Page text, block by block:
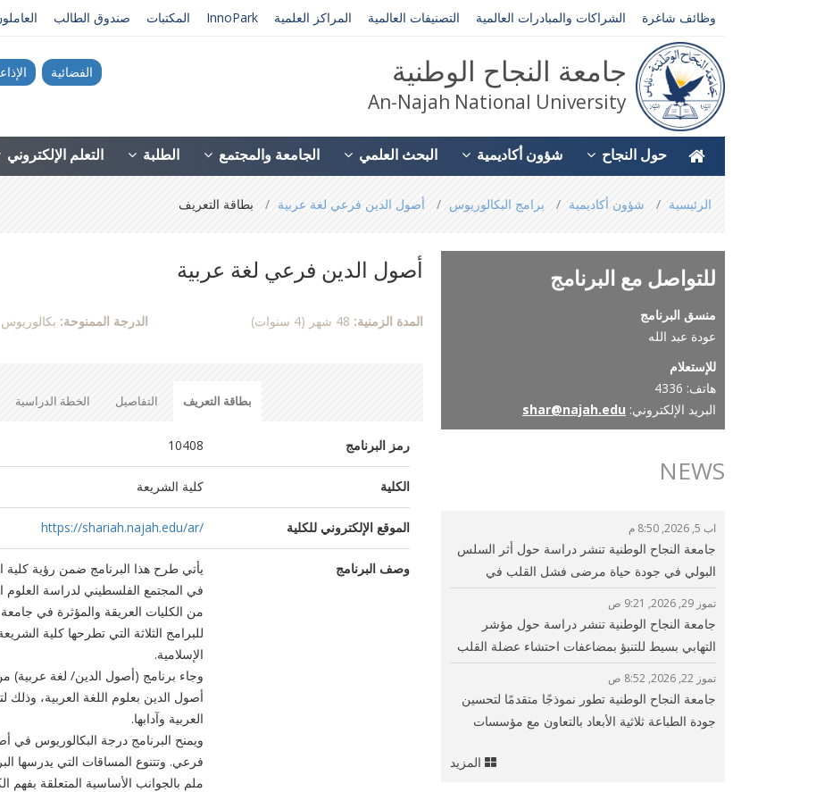
وظائف شاغرة الشراكات والمبادرات العالمية التصنيفات العالمية المراكز العلمية InnoPark المكتبات صندوق الطالب
الفضائية جامعة النجاح الوطنية
An-Najah National University
حول النجاح شؤون أكاديمية البحث العلمي الجامعة والمجتمع الطلبة التعلم الإلكتروني
are
here
الرئيسية شؤون أكاديمية برامج البكالوريوس أصول الدين فرعي لغة عربية بطاقة التعريف
أصول الدين فرعي لغة عربية
المدة الزمنية: الدرجة الممنوحة: بكالوريوس
بطاقة التعريف التفاصيل الخطة الدراسية
رمز البرنامج 10408
الكلية كلية الشريعة
الموقع الإلكتروني للكلية https://shariah.najah.edu/ar/
وصف البرنامج
يأتي طرح هذا البرنامج ضمن رؤية كلية
في المجتمع الفلسطيني لدراسة العلوم
من الكليات العريقة والمؤثرة في جامعة
للبرامج الثلاثة التي تطرحها كلية
الإسلامية.
وجاء برنامج (أصول الدين/ لغة عربية)
أصول الدين بعلوم اللغة العربية،
العربية وآدابها.
ويمنح البرنامج درجة البكالوريوس
فرعي. وتتنوع المساقات التي يدرسها
ملم بالجوانب الأساسية المتعلقة بفهم
للتواصل مع البرنامج
منسق البرنامج
عودة عبد الله
للإستعلام
هاتف: 4336
البريد الإلكتروني: shar@najah.edu
NEWS
اب 5, 2026, 8:50 م
جامعة النجاح الوطنية تنشر دراسة حول أثر السلس
البولي في جودة حياة مرضى فشل القلب في
فلسطين
تموز 29, 2026, 9:21 ص
جامعة النجاح الوطنية تنشر دراسة حول مؤشر
التهابي بسيط للتنبؤ بمضاعفات احتشاء عضلة القلب
وتحسين الرعاية القلبية
تموز 22, 2026, 8:52 ص
جامعة النجاح الوطنية تطور نموذجًا متقدمًا لتحسين
جودة الطباعة ثلاثية الأبعاد بالتعاون مع مؤسسات
المزيد